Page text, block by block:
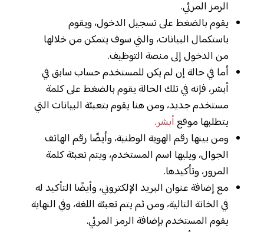
الرمز المرئي.
يقوم بالضغط على تسجيل الدخول، ويقوم
باستكمال البيانات، والتي سوف يتمكن من خلالها
من الدخول إلى منصة التوظيف.
أما في حالة إن لم يكن للمستخدم حساب سابق في
أبشر، فإنه في تلك الحالة يقوم بالضغط على كلمة
مستخدم جديد، ومن هنا يقوم بتعبئة البيانات التي
يتطلبها موقعأبشر.
ومن بينها رقم الهوية الوطنية، وأيضًا رقم الهاتف
الجوال، ويليها اسم المستخدم، ويتم تعبئة كلمة
المرور، وتأكيدها.
مع إضافة عنوان البريد الإلكتروني، وأيضًا التأكيد له
في الخانة التالية، ومن ثم يتم تعبئة اللغة، وفي النهاية
يقوم المستخدم بإضافة الرمز المرئي.